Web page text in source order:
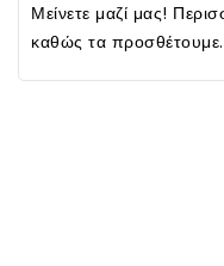
Μείνετε μαζί μας!
καθώς τα προσθέτουμε.